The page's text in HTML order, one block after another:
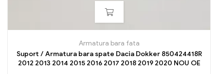
Armatura bara fata
Suport / Armatura bara spate Dacia Dokker 850424418R
2012 2013 2014 2015 2016 2017 2018 2019 2020 NOU OE